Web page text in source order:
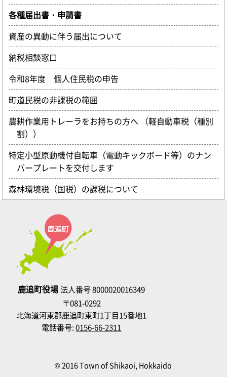
各種届出書・申請書
資産の異動に伴う届出について
納税相談窓口
令和8年度 個人住民税の申告
町道民税の非課税の範囲
農耕作業用トレーラをお持ちの方へ （軽自動車税（種別
割））
特定小型原動機付自転車（電動キックボード等）のナン
バープレートを交付します
森林環境税（国税）の課税について
鹿追町役場法人番号 8000020016349
〒081-0292
北海道河東郡鹿追町東町1丁目15番地1
電話番号:0156-66-2311
© 2016 Town of Shikaoi, Hokkaido